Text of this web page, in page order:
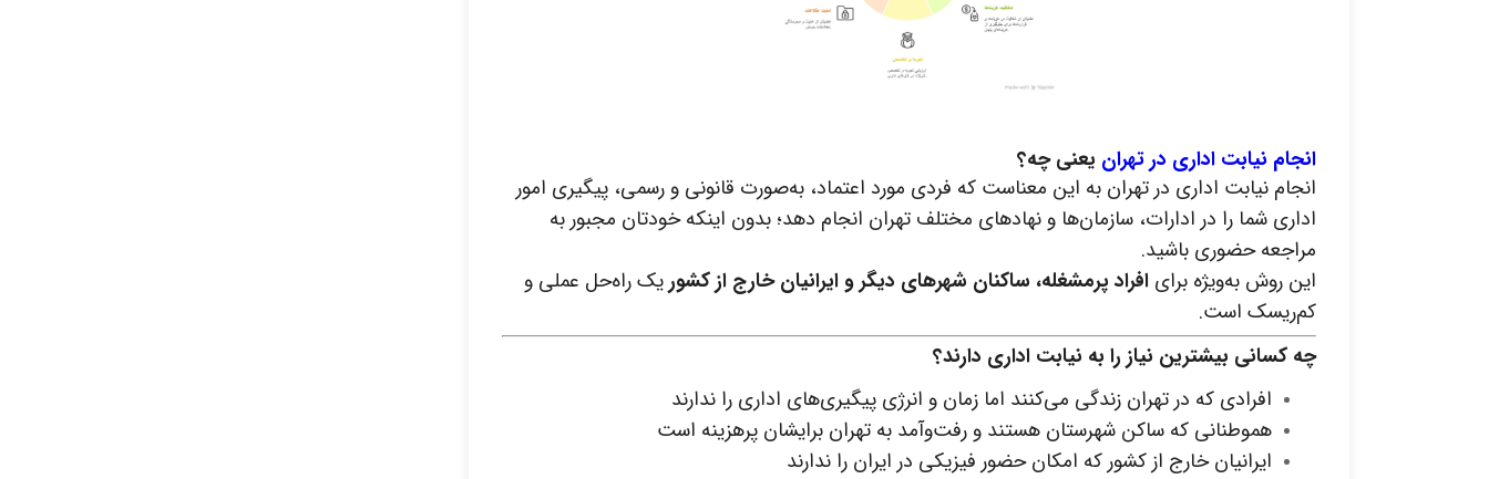
انجام نیابت اداری در تهران یعنی چه؟
انجام نیابت اداری در تهران به این معناست که فردی مورد اعتماد، به‌صورت قانونی و رسمی، پیگیری امور
اداری شما را در ادارات، سازمان‌ها و نهادهای مختلف تهران انجام دهد؛ بدون اینکه خودتان مجبور به
مراجعه حضوری باشید.
این روش به‌ویژه برای افراد پرمشغله، ساکنان شهرهای دیگر و ایرانیان خارج از کشوریک راه‌حل عملی و
کم‌ریسک است.
چه کسانی بیشترین نیاز را به نیابت اداری دارند؟
افرادی که در تهران زندگی می‌کنند اما زمان و انرژی پیگیری‌های اداری را ندارند
هموطنانی که ساکن شهرستان هستند و رفت‌وآمد به تهران برایشان پرهزینه است
ایرانیان خارج از کشور که امکان حضور فیزیکی در ایران را ندارند